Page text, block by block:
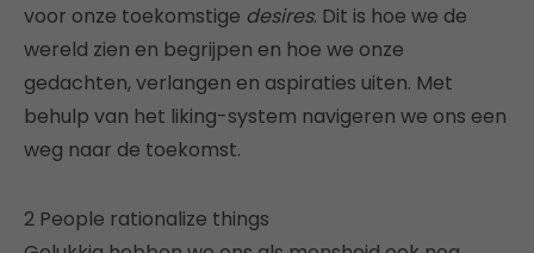
voor onze toekomstige desires. Dit is hoe we de
wereld zien en begrijpen en hoe we onze
gedachten, verlangen en aspiraties uiten. Met
behulp van het liking-system navigeren we ons een
weg naar de toekomst.
2 People rationalize things